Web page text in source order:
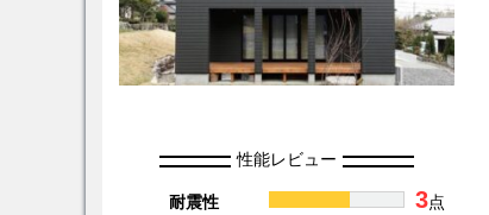
性能レビュー
耐震性 3点